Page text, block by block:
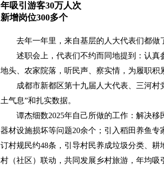
年吸引游客30万人次
新增岗位300多个
去年一年里，来自基层的人大代表们都做
述职会上，代表们不约而同地提到：认真
地头、农家院落，听民声、察实情，为履职积
成都市新都区第十九届人大代表、三河村
土气息”和扎实数据。
谭杰细数2025年自己所做的工作：解决移
器材设施损坏等问题20余个；引入稻田养鱼
订村规民约48条，引导村民养成垃圾分类、
村（社区）联动，共同发展乡村旅游，年均